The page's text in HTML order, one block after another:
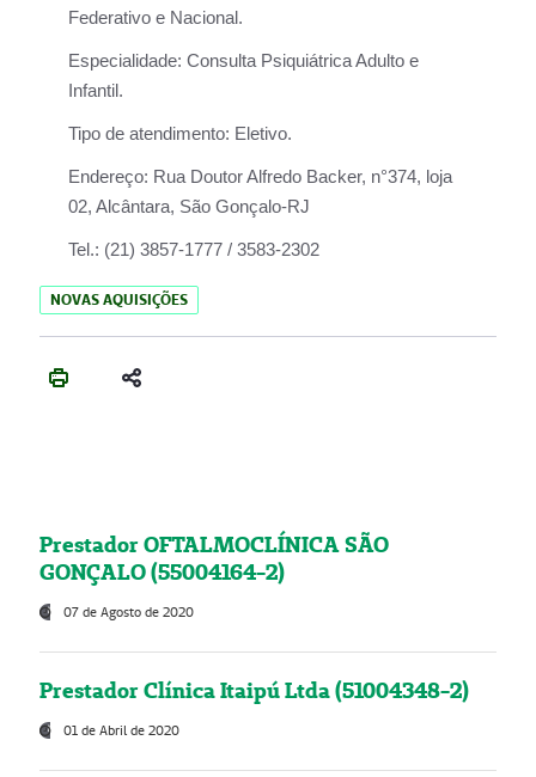
Federativo e Nacional.
Especialidade: Consulta Psiquiátrica Adulto e
Infantil.
Tipo de atendimento: Eletivo.
Endereço: Rua Doutor Alfredo Backer, n°374, loja
02, Alcântara, São Gonçalo-RJ
Tel.: (21) 3857-1777 / 3583-2302
NOVAS AQUISIÇÕES
Prestador OFTALMOCLÍNICA SÃO
GONÇALO (55004164-2)
07 de Agosto de 2020
Prestador Clínica Itaipú Ltda (51004348-2)
01 de Abril de 2020